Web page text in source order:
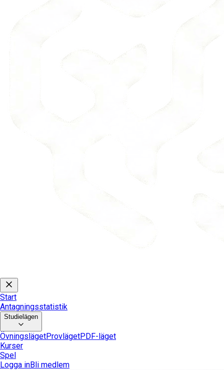
Start
Antagningsstatistik
Studielägen
ÖvningslägetProvlägetPDF-läget
Kurser
Spel
Logga inBli medlem